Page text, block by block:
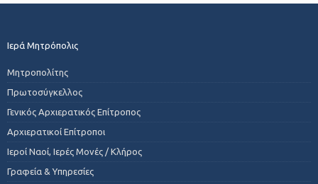
Ιερά Μητρόπολις
Μητροπολίτης
Πρωτοσύγκελλος
Γενικός Αρχιερατικός Επίτροπος
Αρχιερατικοί Επίτροποι
Ιεροί Ναοί, Ιερές Μονές / Κλήρος
Γραφεία & Υπηρεσίες